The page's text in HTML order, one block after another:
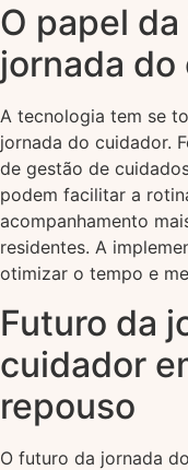
O papel
jornada
A tecnologia tem se
jornada do cuidador.
de gestão de
podem facilitar a
acompanhamento
residentes. A
otimizar o tempo e
Futuro da
cuidador
repouso
O futuro da jornada